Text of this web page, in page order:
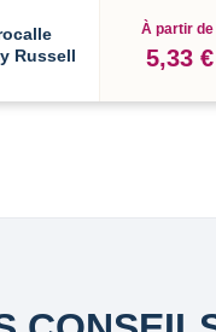
Russell
À partir de
5,33 €